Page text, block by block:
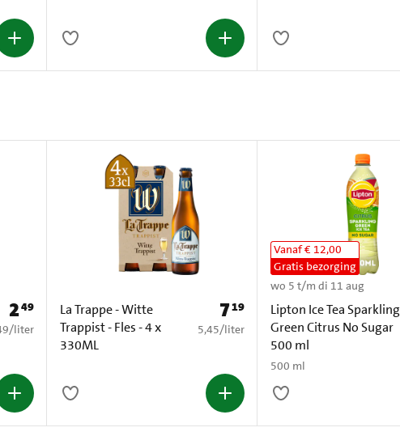
Prijs: € 2,49
249
per liter
/liter
La Trappe - Witte
Trappist - Fles - 4 x
330ML
Prijs: € 7,19
719
€ 5,45 per liter
5,45/liter
Lipton Ice Tea Sparkling
Green Citrus No Sugar
500 ml
500 ml
Vanaf € 12,00
Gratis bezorging
wo 5 t/m di 11 aug